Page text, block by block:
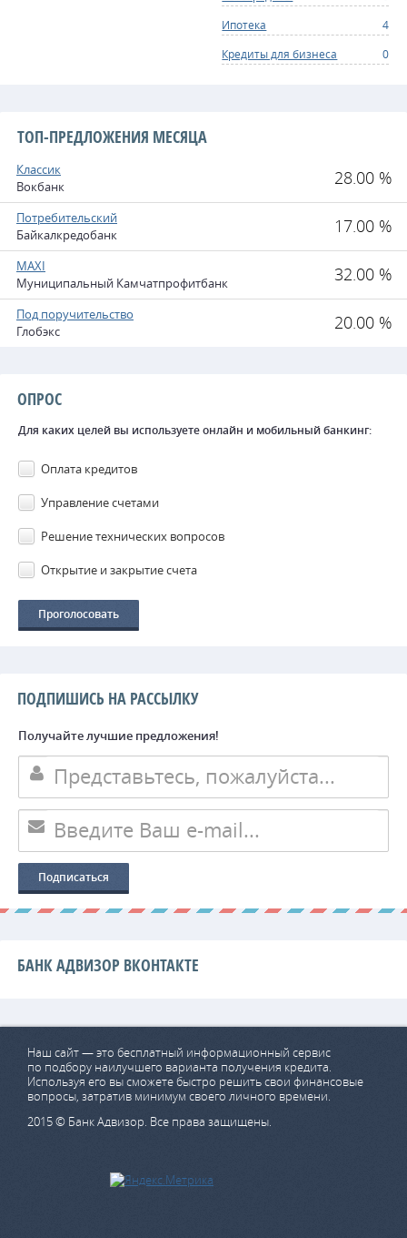
Ипотека
4
Кредиты для бизнеса
0
ТОП-ПРЕДЛОЖЕНИЯ МЕСЯЦА
Классик
Вокбанк
28.00 %
Потребительский
Байкалкредобанк
17.00 %
MAXI
Муниципальный Камчатпрофитбанк
32.00 %
Под поручительство
Глобэкс
20.00 %
ОПРОС
Для каких целей вы используете онлайн и мобильный банкинг:
Оплата кредитов
Управление счетами
Решение технических вопросов
Открытие и закрытие счета
ПОДПИШИСЬ НА РАССЫЛКУ
Получайте лучшие предложения!
БАНК АДВИЗОР ВКОНТАКТЕ
Наш сайт — это бесплатный информационный сервис
по подбору наилучшего варианта получения кредита.
Используя его вы сможете быстро решить свои финансовые
вопросы, затратив минимум своего личного времени.
2015 © Банк Адвизор. Все права защищены.